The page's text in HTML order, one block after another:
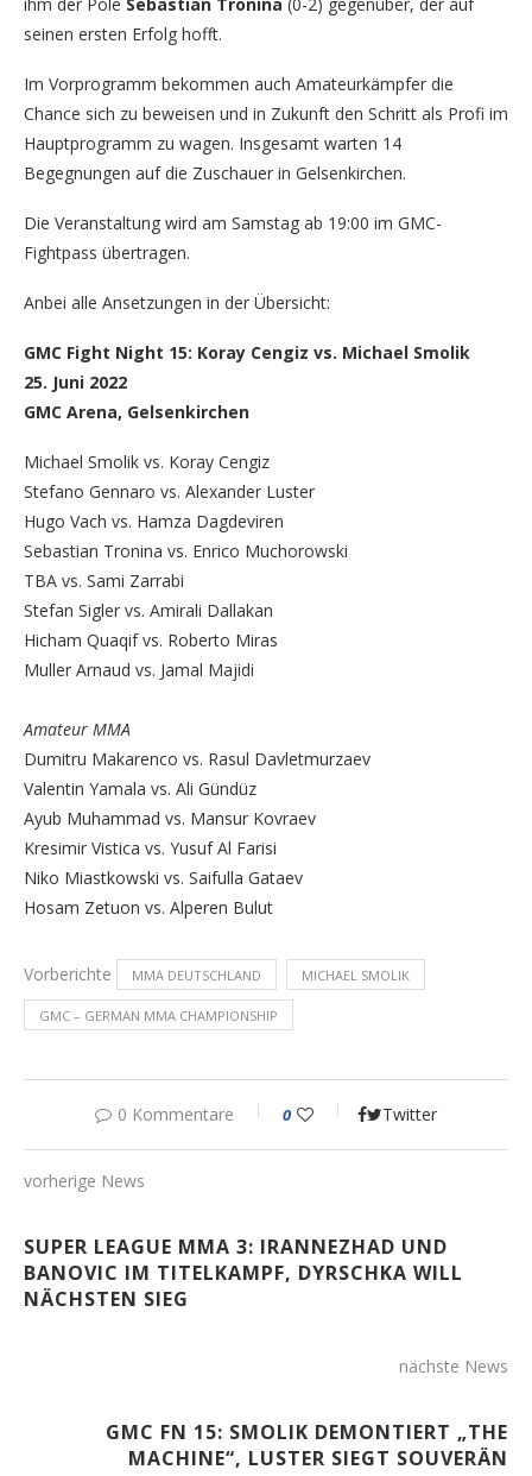
seinen ersten Erfolg hofft.
Im Vorprogramm bekommen auch Amateurkämpfer die
Chance sich zu beweisen und in Zukunft den Schritt als Profi im
Hauptprogramm zu wagen. Insgesamt warten 14
Begegnungen auf die Zuschauer in Gelsenkirchen.
Die Veranstaltung wird am Samstag ab 19:00 im GMC-
Fightpass übertragen.
Anbei alle Ansetzungen in der Übersicht:
GMC Fight Night 15: Koray Cengiz vs. Michael Smolik
25. Juni 2022
GMC Arena, Gelsenkirchen
Michael Smolik vs. Koray Cengiz
Stefano Gennaro vs. Alexander Luster
Hugo Vach vs. Hamza Dagdeviren
Sebastian Tronina vs. Enrico Muchorowski
TBA vs. Sami Zarrabi
Stefan Sigler vs. Amirali Dallakan
Hicham Quaqif vs. Roberto Miras
Muller Arnaud vs. Jamal Majidi
Amateur MMA
Dumitru Makarenco vs. Rasul Davletmurzaev
Valentin Yamala vs. Ali Gündüz
Ayub Muhammad vs. Mansur Kovraev
Kresimir Vistica vs. Yusuf Al Farisi
Niko Miastkowski vs. Saifulla Gataev
Hosam Zetuon vs. Alperen Bulut
Vorberichte MMA DEUTSCHLAND MICHAEL SMOLIK
GMC – GERMAN MMA CHAMPIONSHIP
0 Kommentare 0 Twitter
vorherige News
SUPER LEAGUE MMA 3: IRANNEZHAD UND
BANOVIC IM TITELKAMPF, DYRSCHKA WILL
NÄCHSTEN SIEG
nächste News
GMC FN 15: SMOLIK DEMONTIERT „THE
MACHINE“, LUSTER SIEGT SOUVERÄN